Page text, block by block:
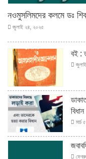
নওমুসলিমদের কলমে ডঃ
জুলাই ২৪, ২০২৫
বই :
বিধান
মার্চ